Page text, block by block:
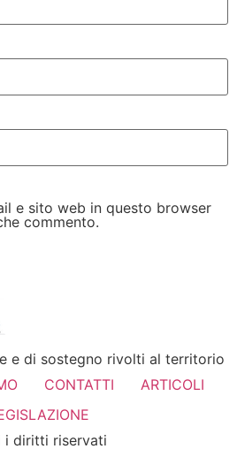
e sito web in questo browser
commento.
e di sostegno rivolti al territorio
CONTATTI
ARTICOLI
i diritti riservati